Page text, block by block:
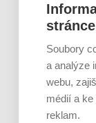
trend
častější
stránce
Soubory
a analýze
webu,
médií a
reklam.